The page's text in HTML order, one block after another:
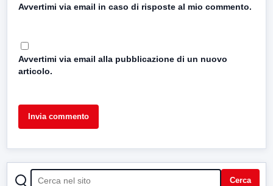
Avvertimi via email in caso di risposte al mio commento.
Avvertimi via email alla pubblicazione di un nuovo
articolo.
CERCA Cerca